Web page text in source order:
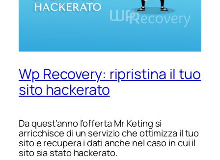
Wp Recovery: ripristina il tuo
sito hackerato
Da quest’anno l’offerta Mr Keting si
arricchisce di un servizio che ottimizza il tuo
sito e recupera i dati anche nel caso in cui il
sito sia stato hackerato.